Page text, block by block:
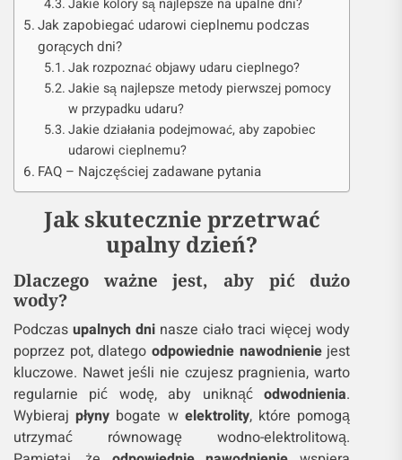
Jakie kolory są najlepsze na upalne dni?
Jak zapobiegać udarowi cieplnemu podczas
gorących dni?
Jak rozpoznać objawy udaru cieplnego?
Jakie są najlepsze metody pierwszej pomocy
w przypadku udaru?
Jakie działania podejmować, aby zapobiec
udarowi cieplnemu?
FAQ – Najczęściej zadawane pytania
Jak skutecznie przetrwać
upalny dzień?
Dlaczego ważne jest, aby pić dużo
wody?
Podczasupalnych dni nasze ciało traci więcej wody
poprzez pot, dlatego odpowiednie nawodnieniejest
kluczowe. Nawet jeśli nie czujesz pragnienia, warto
regularnie pić wodę, aby uniknąćodwodnienia.
Wybierajpłyny bogate w elektrolity, które pomogą
utrzymać równowagę wodno-elektrolitową.